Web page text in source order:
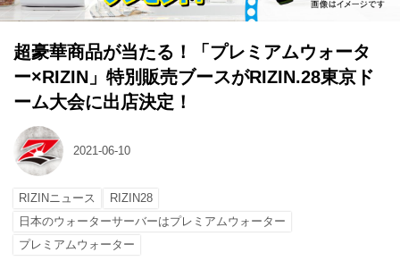
超豪華商品が当たる！「プレミアムウォータ
ー×RIZIN」特別販売ブースがRIZIN.28東京ド
ーム大会に出店決定！
2021-06-10
RIZINニュース
RIZIN28
日本のウォーターサーバーはプレミアムウォーター
プレミアムウォーター